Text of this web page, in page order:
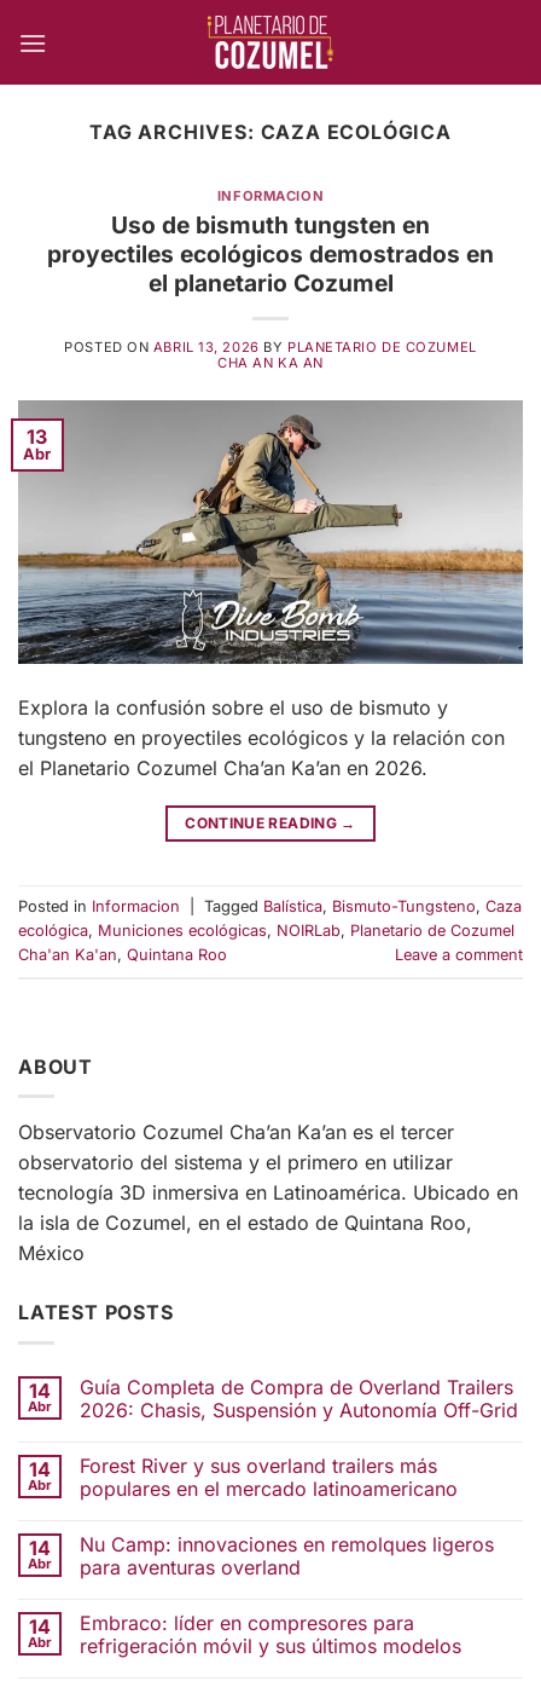
TAG ARCHIVES: CAZA ECOLÓGICA
INFORMACION
Uso de bismuth tungsten en
proyectiles ecológicos demostrados en
el planetario Cozumel
POSTED ON ABRIL 13, 2026 BY PLANETARIO DE COZUMEL
CHA AN KA AN
13
Abr
Explora la confusión sobre el uso de bismuto y
tungsteno en proyectiles ecológicos y la relación con
el Planetario Cozumel Cha’an Ka’an en 2026.
CONTINUE READING →
Posted in Informacion Tagged Balística, Bismuto-Tungsteno, Caza
ecológica, Municiones ecológicas, NOIRLab, Planetario de Cozumel
Cha'an Ka'an, Quintana Roo Leave a comment
ABOUT
Observatorio Cozumel Cha’an Ka’an es el tercer
observatorio del sistema y el primero en utilizar
tecnología 3D inmersiva en Latinoamérica. Ubicado en
la isla de Cozumel, en el estado de Quintana Roo,
México
LATEST POSTS
14
Abr
Guía Completa de Compra de Overland Trailers
2026: Chasis, Suspensión y Autonomía Off-Grid
14
Abr
Forest River y sus overland trailers más
populares en el mercado latinoamericano
14
Abr
Nu Camp: innovaciones en remolques ligeros
para aventuras overland
14
Abr
Embraco: líder en compresores para
refrigeración móvil y sus últimos modelos